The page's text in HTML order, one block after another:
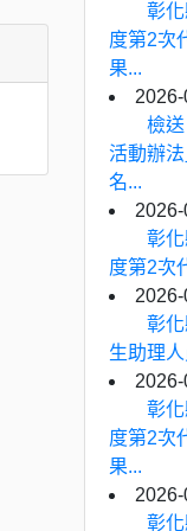
彰
度第2次
果...
檢
活動辦
名...
彰
度第2次
彰
生助理
彰
度第2次
果...
彰